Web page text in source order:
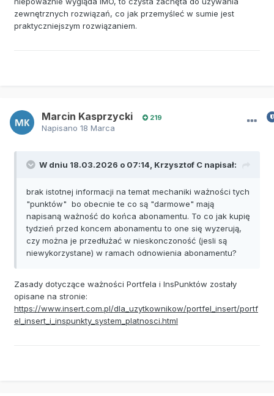
zewnętrznych rozwiązań, co jak przemyśleć w sumie jest
praktyczniejszym rozwiązaniem.
Marcin Kasprzycki 219
Napisano 18 Marca
W dniu 18.03.2026 o 07:14, Krzysztof C napisał:
brak istotnej informacji na temat mechaniki ważności tych
"punktów" bo obecnie te co są "darmowe" mają
napisaną ważność do końca abonamentu. To co jak kupię
tydzień przed koncem abonamentu to one się wyzerują,
czy można je przedłużać w nieskonczoność (jesli są
niewykorzystane) w ramach odnowienia abonamentu?
Zasady dotyczące ważności Portfela i InsPunktów zostały
opisane na stronie:
https://www.insert.com.pl/dla_uzytkownikow/portfel_insert/portf
el_insert_i_inspunkty_system_platnosci.html